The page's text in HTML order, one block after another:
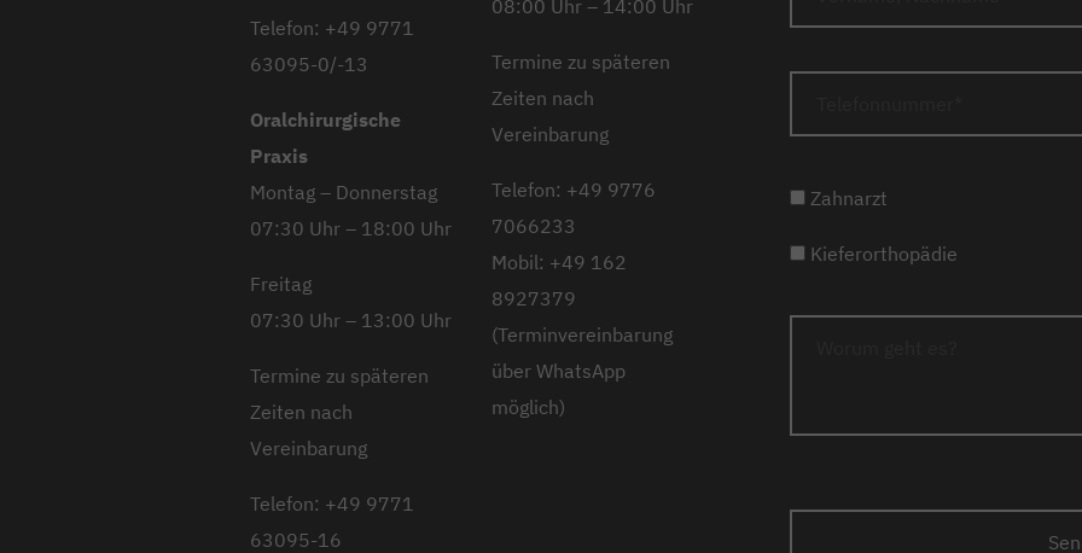
Telefon: +49 9771
63095-0/-13
Oralchirurgische
Praxis
Montag – Donnerstag
07:30 Uhr – 18:00 Uhr
Freitag
07:30 Uhr – 13:00 Uhr
Termine zu späteren
Zeiten nach
Vereinbarung
Telefon: +49 9771
63095-16
08:00 Uhr – 14:00 Uhr
Termine zu späteren
Zeiten nach
Vereinbarung
Telefon: +49 9776
7066233
Mobil: +49 162
8927379
(Terminvereinbarung
über WhatsApp
möglich)
Zahnarzt
Kieferorthopädie